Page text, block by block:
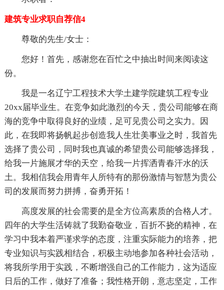
建筑专业求职自荐信4
尊敬的先生/女士：
您好！首先，感谢您在百忙之中抽出时间来阅读这
份。
我是一名辽宁工程技术大学土建学院建筑工程专业
20xx届毕业生。在竞争如此激烈的今天，贵公司能够在商
海的竞争中取得良好的业绩，足可见贵公司之实力。因
此，在我即将扬帆起步创造我人生壮美事业之时，我首先
选择了贵公司，同时我也真诚的希望贵公司能够选择我，
给我一片施展才华的天空，给我一片挥洒青春汗水的沃
土。我相信我会用青年人所特有的那份激情与智慧为贵公
司的发展而努力拼搏，奋勇开拓！
高度发展的社会需要的是全方位高素质的合格人才。
四年的大学生活铸就了我勤奋敬业，百折不挠的精神，在
学习中我本着严谨求学的态度，注重实际能力的培养，把
专业知识与实践相结合，积极主动地参加各种社会活动，
将我所学用于实践，不断增强自己的工作能力，这为适应
日后的工作，做好了准备；我性格开朗，意志坚定，工作